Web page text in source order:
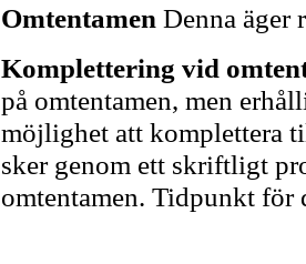
Omtentamen Denna äger
Komplettering vid
på omtentamen, men
möjlighet att komplettera
sker genom ett skriftligt
omtentamen. Tidpunkt för